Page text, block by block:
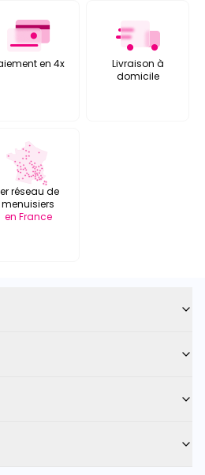
en 4x
Livraison à
domicile
réseau de
menuisiers
en France